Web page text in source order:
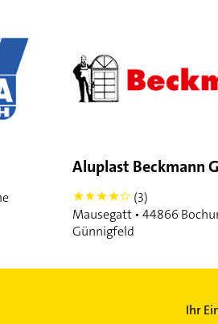
Aluplast Beckmann
4
(3)
Mausegatt • 44866
Günnigfeld
Ihr